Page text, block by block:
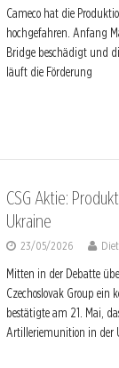
Cameco hat die
hochgefahren. Anfang
Bridge beschädigt und
läuft die Förderung
CSG Aktie:
Ukraine
23/05/2026
Mitten in der Debatte
Czechoslovak Group ein
bestätigte am 21. Mai,
Artilleriemunition in der